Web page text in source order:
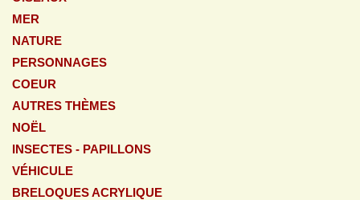
MER
NATURE
PERSONNAGES
COEUR
AUTRES THÈMES
NOËL
INSECTES - PAPILLONS
VÉHICULE
BRELOQUES ACRYLIQUE